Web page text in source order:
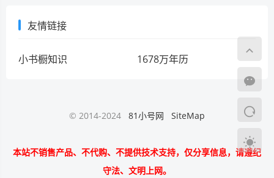
友情链接
小书橱知识 1678万年历
© 2014-2024 81小号网 SiteMap
本站不销售产品、不代购、不提供技术支持，仅分享信息，请遵纪
守法、文明上网。